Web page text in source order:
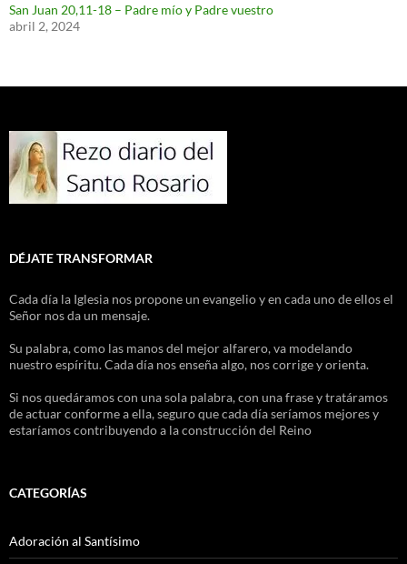
San Juan 20,11-18 – Padre mío y Padre vuestro
abril 2, 2024
DÉJATE TRANSFORMAR
Cada día la Iglesia nos propone un evangelio y en cada uno de ellos el
Señor nos da un mensaje.
Su palabra, como las manos del mejor alfarero, va modelando
nuestro espíritu. Cada día nos enseña algo, nos corrige y orienta.
Si nos quedáramos con una sola palabra, con una frase y tratáramos
de actuar conforme a ella, seguro que cada día seríamos mejores y
estaríamos contribuyendo a la construcción del Reino
CATEGORÍAS
Adoración al Santísimo